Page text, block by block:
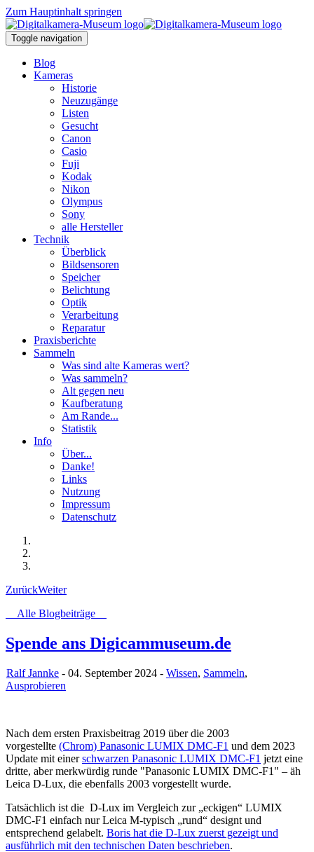
Zum Hauptinhalt springen
Toggle navigation
Blog
Kameras
Historie
Neuzugänge
Listen
Gesucht
Canon
Casio
Fuji
Kodak
Nikon
Olympus
Sony
alle Hersteller
Technik
Überblick
Bildsensoren
Speicher
Belichtung
Optik
Verarbeitung
Reparatur
Praxisberichte
Sammeln
Was sind alte Kameras wert?
Was sammeln?
Alt gegen neu
Kaufberatung
Am Rande...
Statistik
Info
Über...
Danke!
Links
Nutzung
Impressum
Datenschutz
ZurückWeiter
Alle Blogbeiträge
Spende ans Digicammuseum.de
Ralf Jannke - 04. September 2024 - Wissen, Sammeln,
Ausprobieren
Nach dem ersten Praxisbeitrag 2019 über die 2003
vorgestellte (Chrom) Panasonic LUMIX DMC-F1 und dem 2023
Update mit einerschwarzen Panasonic LUMIX DMC-F1 jetzt eine
dritte, aber merkwürdig runde "Panasonic LUMIX DMC-F1" – äh
Leica D-Lux, die ebenfalls 2003 vorgestellt wurde.
Tatsächlich ist die D-Lux im Vergleich zur „eckigen“ LUMIX
DMC-F1 einfach nur Leica M-typisch „rund“ designt und
entsprechend gelabelt. Boris hat die D-Lux zuerst gezeigt und
ausführlich mit den technischen Daten beschrieben.